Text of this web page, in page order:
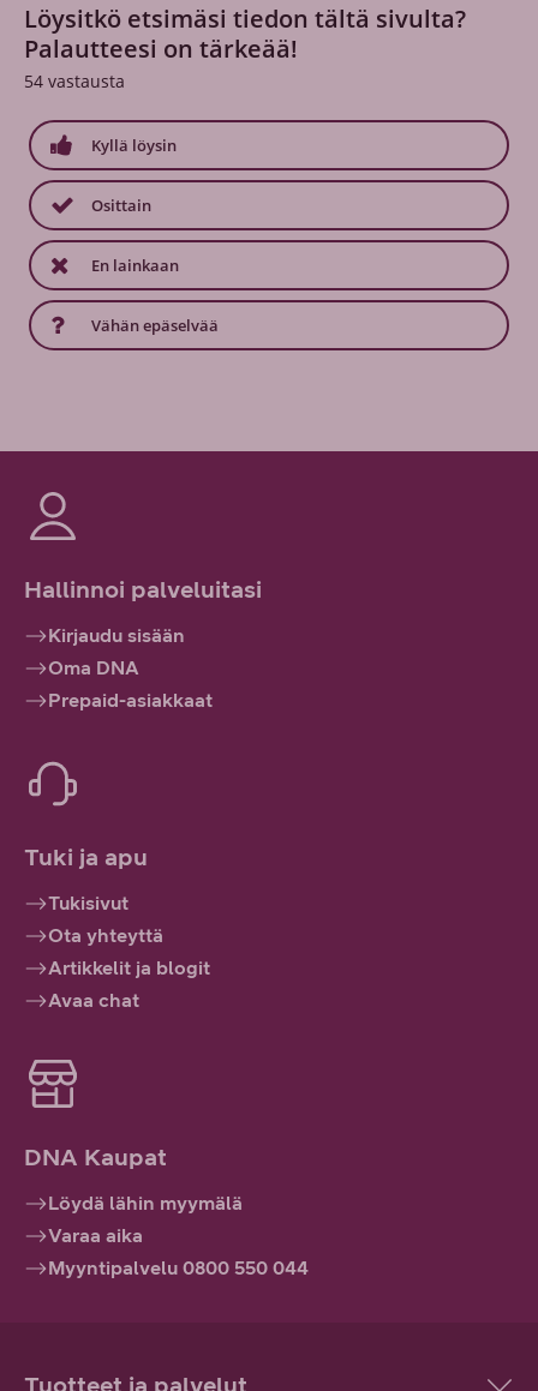
Löysitkö etsimäsi tiedon tältä sivulta?
Palautteesi on tärkeää!
54 vastausta
Kyllä löysin
Osittain
En lainkaan
Vähän epäselvää
Hallinnoi palveluitasi
Kirjaudu sisään
Oma DNA
Prepaid-asiakkaat
Tuki ja apu
Tukisivut
Ota yhteyttä
Artikkelit ja blogit
Avaa chat
DNA Kaupat
Löydä lähin myymälä
Varaa aika
Myyntipalvelu 0800 550 044
Tuotteet ja palvelut